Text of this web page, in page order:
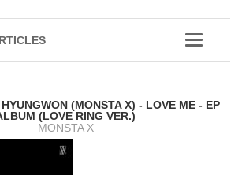
(MONSTA X) - LOVE ME - EP
(LOVE RING VER.)
MONSTA X